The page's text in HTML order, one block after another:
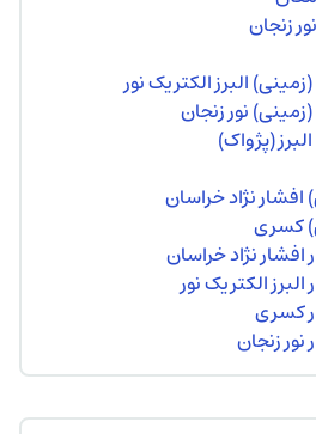
زنجان
البرز الکتریک نور
نور زنجان
(پژواک)
نژاد خراسان
کسری
نژاد خراسان
الکتریک نور
کسری
زنجان